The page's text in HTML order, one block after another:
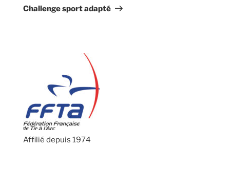
suivant
Challenge sport adapté
Affilié depuis 1974